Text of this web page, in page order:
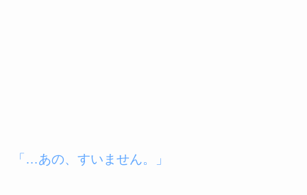
「…あの、すいません。」